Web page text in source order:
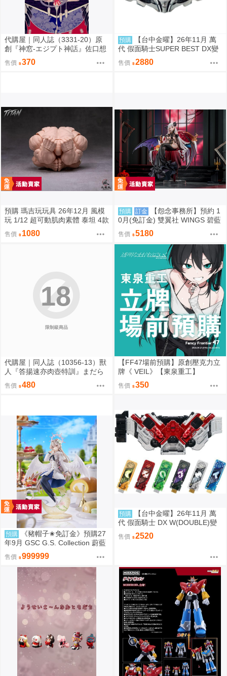
代購屋｜同人誌（3331-20）原
創『神窓-エジプト神話』佐口想
售價 370
預購
【台中金曜】26年11月 萬
代 假面騎士SUPER BEST DX變
身腰帶Drive驅動器&移速手鐲 再
版 0814
售價 2880
預購 瑪吉玩玩具 26年12月 風模
玩 1/12 超可動肌肉素體 泰坦 4款
膚色 0828
售價 1080
預購 訂金
【怨念事務所】預約 1
0月(免訂金) 雙翼社 WINGS 碧藍
航線 阿爾比恩 銀月下的夜之眷屬
1/7 0927
售價 5180
限制級商品
18
代購屋｜同人誌（10356-13）獸
人『答揚速亦肉壺特訓』まだら
模様 まんだら亭
售價 480
【FF47場前預購】原創壓克力立
牌《 VEIL》【東泉重工】
售價 350
預購
《豬帽子✬免訂金》預購27
年9月 GSC G.S. Collection 蔚藍
檔案 渚 ～花香微笑～ 1/7 0920
售價 999999
預購
【台中金曜】26年11月 萬
代 假面騎士 DX W(DOUBLE)變
身腰帶(平成20周年VER.) 再版 0
814
售價 2520